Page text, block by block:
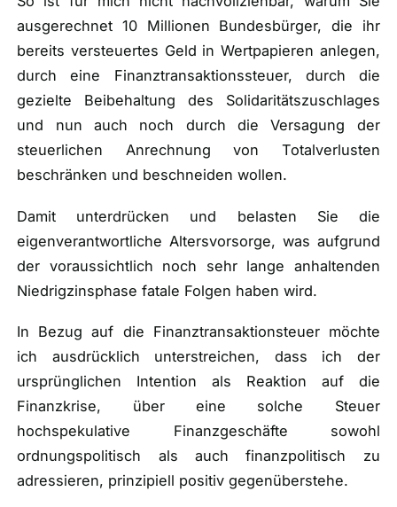
ausgerechnet 10 Millionen Bundesbürger, die ihr
bereits versteuertes Geld in Wertpapieren anlegen,
durch eine Finanztransaktionssteuer, durch die
gezielte Beibehaltung des Solidaritätszuschlages
und nun auch noch durch die Versagung der
steuerlichen Anrechnung von Totalverlusten
beschränken und beschneiden wollen.
Damit unterdrücken und belasten Sie die
eigenverantwortliche Altersvorsorge, was aufgrund
der voraussichtlich noch sehr lange anhaltenden
Niedrigzinsphase fatale Folgen haben wird.
In Bezug auf die Finanztransaktionsteuer möchte
ich ausdrücklich unterstreichen, dass ich der
ursprünglichen Intention als Reaktion auf die
Finanzkrise, über eine solche Steuer
hochspekulative Finanzgeschäfte sowohl
ordnungspolitisch als auch finanzpolitisch zu
adressieren, prinzipiell positiv gegenüberstehe.